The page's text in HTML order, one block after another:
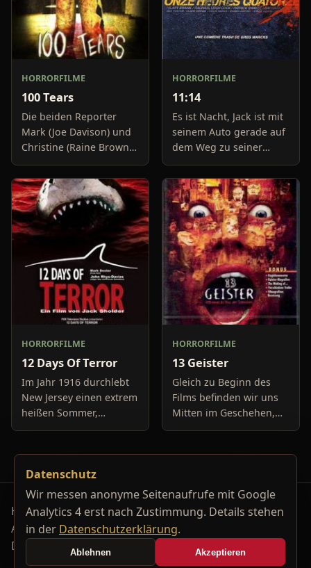
HORRORFILME
100 Tears
Die beiden Reporter
Mark (Joe Davison) und
Christine (Raine Brown)
haben keine Lust mehr
auf belanglose
Boulevard-Meldungen
und befassen sich
neuerdings mit Se
HORRORFILME
11:14
Es ist Nacht, Jack ist mit
seinem Auto gerade auf
dem Weg zu seiner
Freundin, um diese
abzuholen. Die Uhr im
Auto springt auf 11:14h,
genau in dem Moment
fäll
HORRORFILME
12 Days Of Terror
Im Jahr 1916 durchlebt
New Jersey einen extrem
heißen Sommer,
während in Europa der
Bewohner eines kleinen
Küstenortes leiden sehr
unter der
HORRORFILME
13 Geister
Gleich zu Beginn des
Films befinden wir uns
Mitten im Geschehen,
eine Gruppe von Leuten
Cyrus Kriticus und
Geisteraufspührer Rafk
Horrorfilm-Reviews, Serienkiller-Profile und Genre-
Archiv.
Datenschutzerklärung
Kontakt
Cookie-Einstellungen
Datenschutz
Wir messen anonyme Seitenaufrufe mit Google
Analytics 4 erst nach Zustimmung. Details stehen
in der Datenschutzerklärung.
Ablehnen Akzeptieren